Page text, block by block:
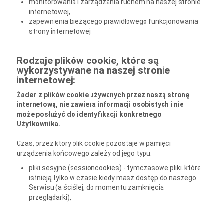
monitorowania i zarządzania ruchem na naszej stronie
internetowej,
zapewnienia bieżącego prawidłowego funkcjonowania
strony internetowej.
Rodzaje plików cookie, które są
wykorzystywane na naszej stronie
internetowej:
Żaden z plików cookie używanych przez naszą stronę
internetową, nie zawiera informacji osobistych i nie
może posłużyć do identyfikacji konkretnego
Użytkownika.
Czas, przez który plik cookie pozostaje w pamięci
urządzenia końcowego zależy od jego typu:
pliki sesyjne (sessioncookies) - tymczasowe pliki, które
istnieją tylko w czasie kiedy masz dostęp do naszego
Serwisu (a ściślej, do momentu zamknięcia
przeglądarki),